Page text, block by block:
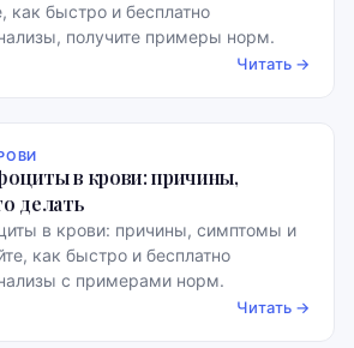
как быстро и бесплатно
получите примеры норм.
Читать →
в крови: причины,
делать
в крови: причины, симптомы и
как быстро и бесплатно
с примерами норм.
Читать →